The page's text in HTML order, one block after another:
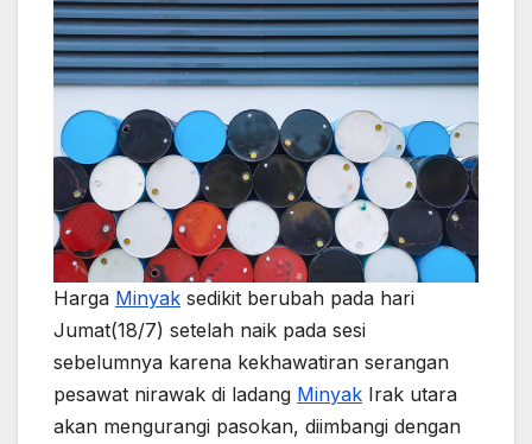
Harga Minyak sedikit berubah pada hari
Jumat(18/7) setelah naik pada sesi
sebelumnya karena kekhawatiran serangan
pesawat nirawak di ladang Minyak Irak utara
akan mengurangi pasokan, diimbangi dengan